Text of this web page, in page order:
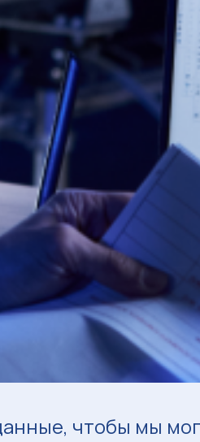
чтобы мы